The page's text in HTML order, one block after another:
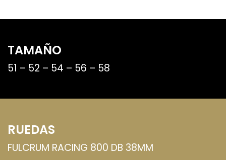
RUEDAS
FULCRUM RACING 800 DB 38MM
TAMAÑO
51 – 52 – 54 – 56 – 58